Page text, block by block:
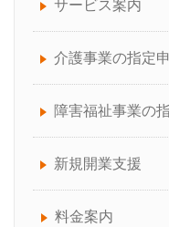
サービス案内
サービス案内
労務顧問
給与計算サポ
助成金手続き
介護事業の指定
訪問看護
訪問介護（介
通所介護（デ
障害福祉事業の
放課後等デイ
生活介護
新規開業支援
介護サービス
料金案内